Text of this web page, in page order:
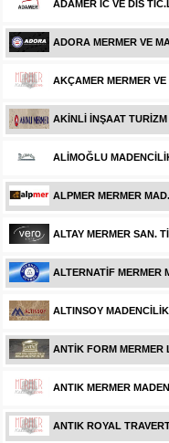
ADAMER IC VE DIS
ADORA MERMER VE
AKÇAMER MERMER
AKİNLİ İNŞAAT
ALİMOĞLU
ALPMER MERMER
ALTAY MERMER SAN.
ALTERNATİF MERMER
ALTINSOY
ANTİK FORM MERMER
ANTIK MERMER
ANTIK ROYAL